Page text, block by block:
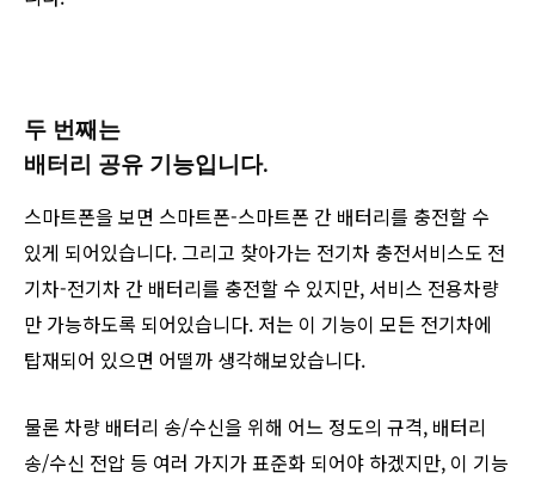
두 번째는
배터리 공유 기능입니다.
스마트폰을 보면 스마트폰-스마트폰 간 배터리를 충전할 수
있게 되어있습니다. 그리고 찾아가는 전기차 충전서비스도 전
기차-전기차 간 배터리를 충전할 수 있지만, 서비스 전용차량
만 가능하도록 되어있습니다. 저는 이 기능이 모든 전기차에
탑재되어 있으면 어떨까 생각해보았습니다.
물론 차량 배터리 송/수신을 위해 어느 정도의 규격, 배터리
송/수신 전압 등 여러 가지가 표준화 되어야 하겠지만, 이 기능